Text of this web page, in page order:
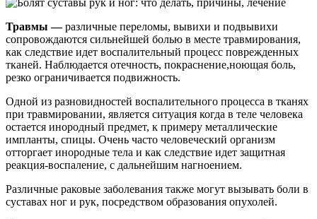
Травмы —различные переломы, вывихи и подвывихи
сопровождаются сильнейшей болью в месте травмирования,
как следствие идет воспалительный процесс поврежденных
тканей. Наблюдается отечность, покраснение,ноющая боль,
резко ограничивается подвижность.
Одной из разновидностей воспалительного процесса в тканях
при травмировании, является ситуация когда в теле человека
остается инородный предмет, к примеру металлические
импланты, спицы. Очень часто человеческий организм
отторгает инородные тела и как следствие идет защитная
реакция-воспаление, с дальнейшим нагноением.
Различные раковые заболевания также могут вызывать боли в
суставах ног и рук, посредством образования опухолей.